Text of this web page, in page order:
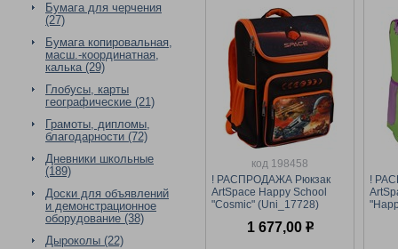
Бумага для черчения
(27)
Бумага копировальная,
масш.-координатная,
калька (29)
Глобусы, карты
географические (21)
Грамоты, дипломы,
благодарности (72)
Дневники школьные
(189)
Доски для объявлений
и демонстрационное
оборудование (38)
Дыроколы (22)
код 198458
! РАСПРОДАЖА Рюкзак
ArtSpace Happy School
"Cosmic" (Uni_17728)
4 кармана, анатомическая
1 677,00 р
!